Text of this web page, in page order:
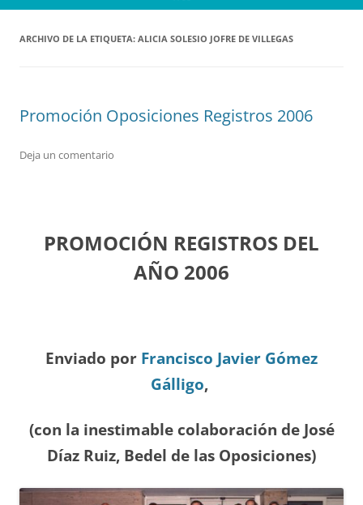
ARCHIVO DE LA ETIQUETA: ALICIA SOLESIO JOFRE DE VILLEGAS
Promoción Oposiciones Registros 2006
Deja un comentario
PROMOCIÓN REGISTROS DEL
AÑO 2006
Enviado por Francisco Javier Gómez
Gálligo,
(con la inestimable colaboración de José
Díaz Ruiz, Bedel de las Oposiciones)